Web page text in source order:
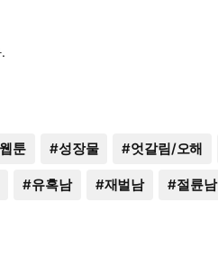
툰 #성장물 #엇갈림/오해
#유혹남 #재벌남 #절륜남